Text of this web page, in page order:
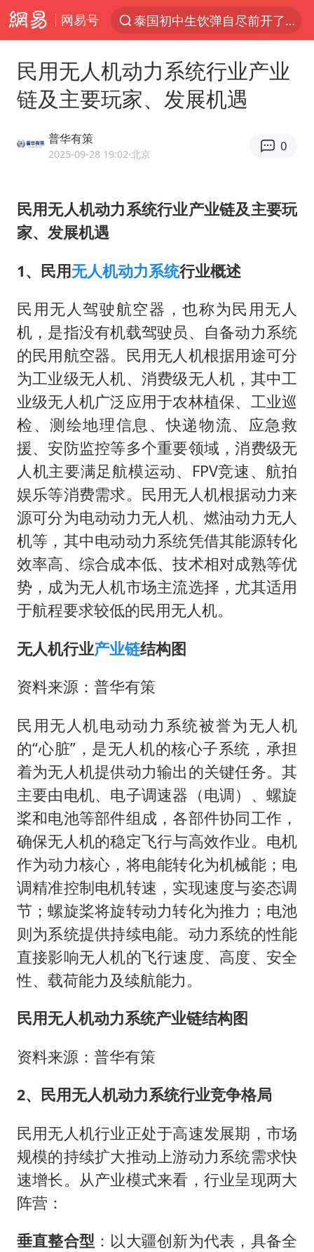
网易号
泰国初中生饮弹自尽前开了26枪
预计“白海豚”明晚将在浙江舟山到福建福鼎一带沿海登陆
实时追踪台风白海豚
美股创4月份以来最大单周涨幅
俄黑客称掌握北约直接参与袭俄证据
微信新功能：你可以“撤回”你的撤回
福建省泉州市委书记张毅恭接受纪律审查和监察调查
2名小孩玩手机低头幅度近乎折叠
四川宜宾地震网友称睡觉被摇醒
胡彦斌获《歌手2026》歌王
老人离世案亲属质疑记录仪
38岁演员求职万岁山NPC成功
夯实基础开新局
民用无人机动力系统行业产业
链及主要玩家、发展机遇
普华有策
2025-09-28 19:02·北京
0
民用无人机动力系统行业产业链及主要玩
家、发展机遇
1、民用无人机动力系统行业概述
民用无人驾驶航空器，也称为民用无人
机，是指没有机载驾驶员、自备动力系统
的民用航空器。民用无人机根据用途可分
为工业级无人机、消费级无人机，其中工
业级无人机广泛应用于农林植保、工业巡
检、测绘地理信息、快递物流、应急救
援、安防监控等多个重要领域，消费级无
人机主要满足航模运动、FPV竞速、航拍
娱乐等消费需求。民用无人机根据动力来
源可分为电动动力无人机、燃油动力无人
机等，其中电动动力系统凭借其能源转化
效率高、综合成本低、技术相对成熟等优
势，成为无人机市场主流选择，尤其适用
于航程要求较低的民用无人机。
无人机行业产业链结构图
资料来源：普华有策
民用无人机电动动力系统被誉为无人机
的“心脏”，是无人机的核心子系统，承担
着为无人机提供动力输出的关键任务。其
主要由电机、电子调速器（电调）、螺旋
桨和电池等部件组成，各部件协同工作，
确保无人机的稳定飞行与高效作业。电机
作为动力核心，将电能转化为机械能；电
调精准控制电机转速，实现速度与姿态调
节；螺旋桨将旋转动力转化为推力；电池
则为系统提供持续电能。动力系统的性能
直接影响无人机的飞行速度、高度、安全
性、载荷能力及续航能力。
民用无人机动力系统产业链结构图
资料来源：普华有策
2、民用无人机动力系统行业竞争格局
民用无人机行业正处于高速发展期，市场
规模的持续扩大推动上游动力系统需求快
速增长。从产业模式来看，行业呈现两大
阵营：
垂直整合型 ：以大疆创新为代表，具备全